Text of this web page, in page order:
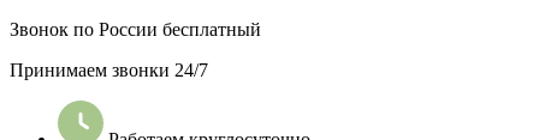
Звонок по России бесплатный
Принимаем звонки 24/7